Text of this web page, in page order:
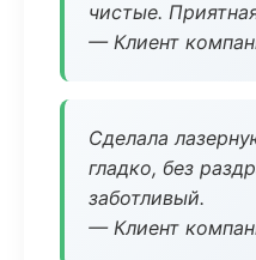
чистые.
— Клиент
Сделала
гладко, без
заботливый.
— Клиент